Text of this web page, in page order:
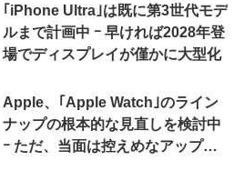
｢iPhone Ultra｣は既に第3世代モデ
ルまで計画中 ｰ 早ければ2028年登
場でディスプレイが僅かに大型化
Apple、｢Apple Watch｣のライン
ナップの根本的な見直しを検討中
ｰ ただ、当面は控えめなアップグ